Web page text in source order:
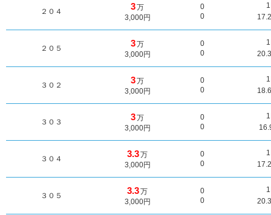
２０４ 3万
3,000円
0
0
２０５ 3万
3,000円
0
0
３０２ 3万
3,000円
0
0
３０３ 3万
3,000円
0
0
３０４ 3.3万
3,000円
0
0
３０５ 3.3万
3,000円
0
0